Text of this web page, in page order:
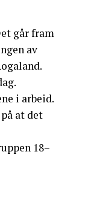
går fram
av
i arbeid.
at det
18–